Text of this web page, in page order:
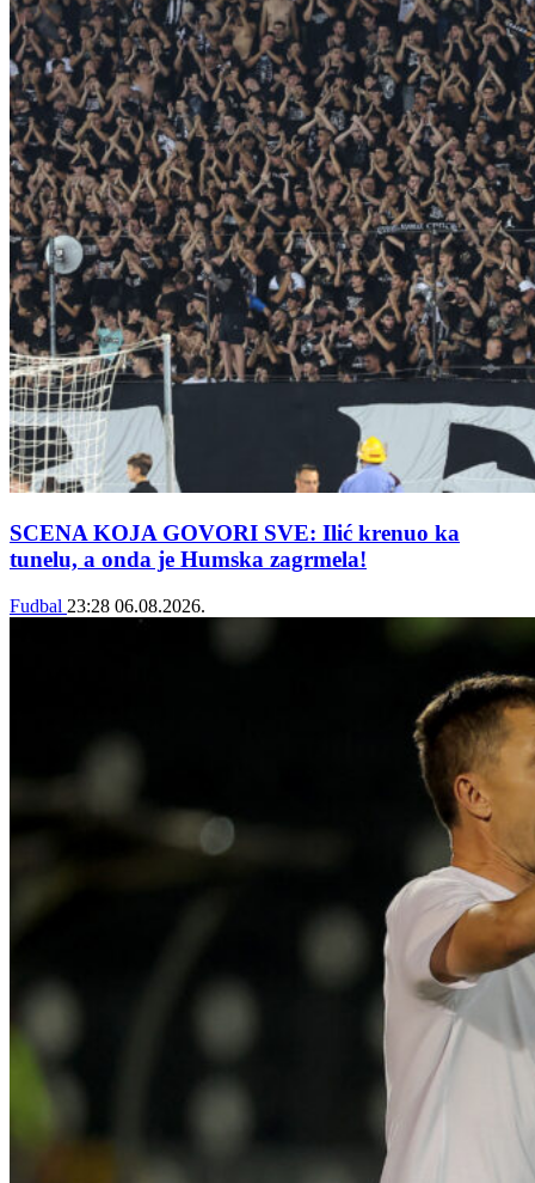
SCENA KOJA GOVORI SVE: Ilić krenuo ka
tunelu, a onda je Humska zagrmela!
Fudbal 23:28 06.08.2026.